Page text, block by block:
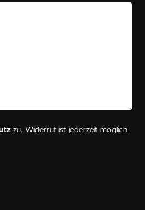
zu. Widerruf ist jederzeit möglich.